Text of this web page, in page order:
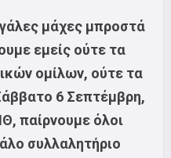
μάχες μπροστά
εμείς ούτε τα
ομίλων, ούτε τα
6 Σεπτέμβρη,
παίρνουμε όλοι
συλλαλητήριο